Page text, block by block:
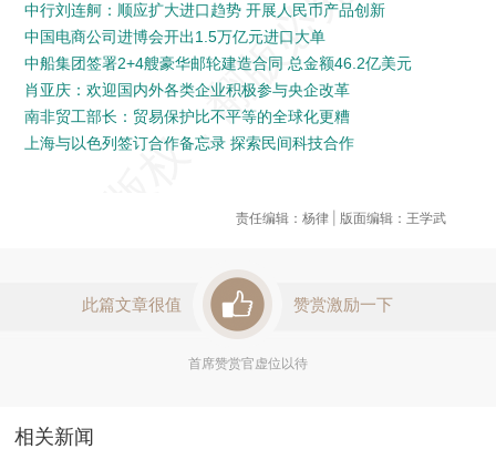
中行刘连舸：顺应扩大进口趋势 开展人民币产品创新
中国电商公司进博会开出1.5万亿元进口大单
中船集团签署2+4艘豪华邮轮建造合同 总金额46.2亿美元
肖亚庆：欢迎国内外各类企业积极参与央企改革
南非贸工部长：贸易保护比不平等的全球化更糟
上海与以色列签订合作备忘录 探索民间科技合作
责任编辑：杨律 | 版面编辑：王学武
此篇文章很值 赞赏激励一下
首席赞赏官虚位以待
相关新闻